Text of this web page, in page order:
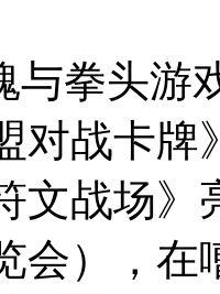
与拳头游
对战卡牌
文战场》
会），在